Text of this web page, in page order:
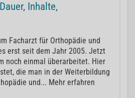
Inhalte,
Facharzt für Orthopädie und
erst seit dem Jahr 2005. Jetzt
noch einmal überarbeitet. Hier
die man in der Weiterbildung
und... Mehr erfahren